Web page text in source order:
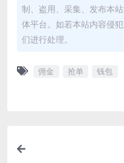
制、盗用、采集、发布本
体平台。如若本站内容侵
们进行处理。
佣金 抢单 钱包